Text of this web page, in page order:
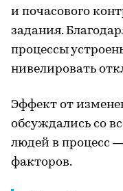
и почасового
задания.
процессы
нивелировать
Эффект от
обсуждались со
людей в процесс
факторов.